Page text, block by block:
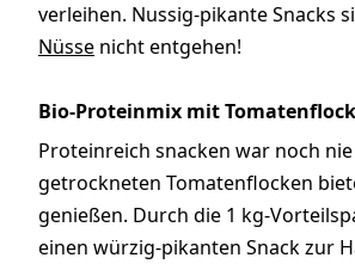
verleihen. Nussig-pikante Snacks
Nüsse nicht entgehen!
Bio-Proteinmix mit
Proteinreich snacken war noch
getrockneten Tomatenflocken
genießen. Durch die 1 kg-
einen würzig-pikanten Snack zur